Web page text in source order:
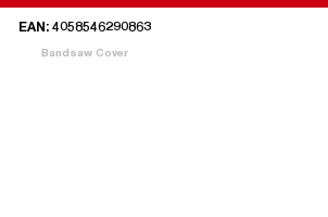
EAN: 4058546290863
Bandsaw Cover